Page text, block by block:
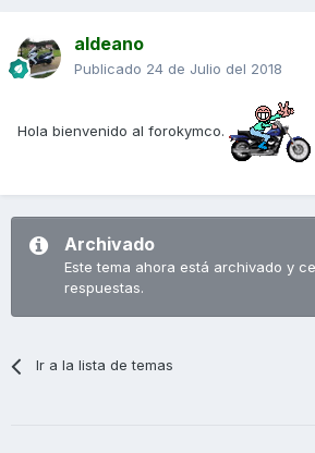
aldeano
Publicado 24 de Julio del 2018
Hola bienvenido al forokymco.
Archivado
Este tema ahora está archivado y
respuestas.
Ir a la lista de temas